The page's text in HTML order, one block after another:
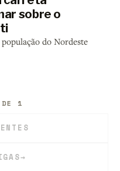
sobre o
do Nordeste
1
→